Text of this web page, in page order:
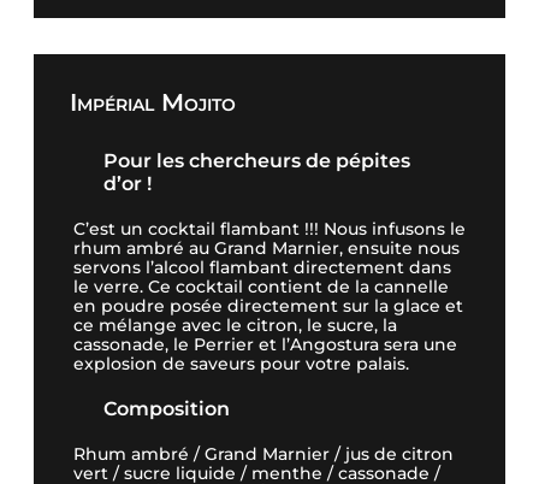
Impérial Mojito
Pour les chercheurs de pépites
d’or !
C’est un cocktail flambant !!! Nous infusons le
rhum ambré au Grand Marnier, ensuite nous
servons l’alcool flambant directement dans
le verre. Ce cocktail contient de la cannelle
en poudre posée directement sur la glace et
ce mélange avec le citron, le sucre, la
cassonade, le Perrier et l’Angostura sera une
explosion de saveurs pour votre palais.
Composition
Rhum ambré / Grand Marnier / jus de citron
vert / sucre liquide / menthe / cassonade /